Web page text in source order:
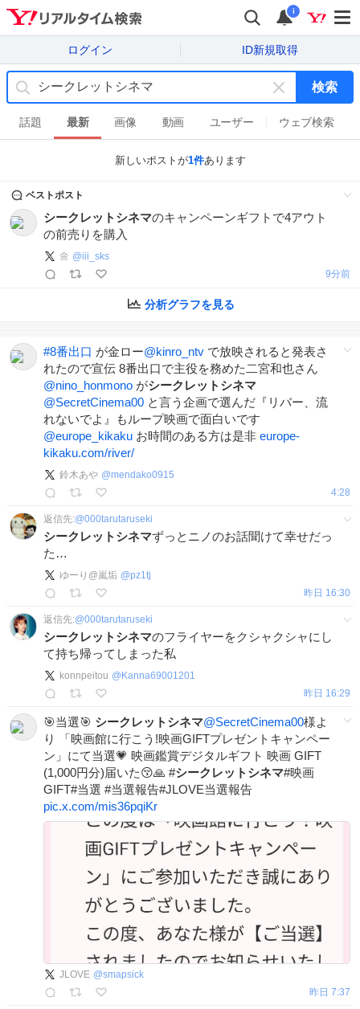
i
ログイン ID新規取得
キ
ー
ワ
す
検索
話題 最新 画像 動画 ユーザー ウェブ検索
新しいポストが1件あります
ベストポスト
シークレットシネマのキャンペーンギフトで4アウト
の前売りを購入
🌼 @iii_sks
9分前
分析グラフを見る
#8番出口 が金ロー@kinro_ntv で放映されると発表さ
れたので宣伝 8番出口で主役を務めた二宮和也さん
@nino_honmono がシークレットシネマ
@SecretCinema00 と言う企画で選んだ『リバー、流
れないでよ』もループ映画で面白いです
@europe_kikaku お時間のある方は是非 europe-
kikaku.com/river/
鈴木あや @mendako0915
4:28
返信先:@000tarutaruseki
シークレットシネマずっとニノのお話聞けて幸せだっ
た…
ゆーり@嵐垢 @pz1tj
昨日 16:30
返信先:@000tarutaruseki
シークレットシネマのフライヤーをクシャクシャにし
て持ち帰ってしまった私
konnpeitou @ Kanna69001201
昨日 16:29
🎯当選🎯 シークレットシネマ@SecretCinema00様よ
り 「映画館に行こう!映画GIFTプレゼントキャンペー
ン」にて当選💗 映画鑑賞デジタルギフト 映画 GIFT
(1,000円分)届いた😚🙏 #シークレットシネマ#映画
GIFT#当選 #当選報告#JLOVE当選報告
pic.x.com/mis36pqiKr
JLOVE @smapsick
昨日 7:37